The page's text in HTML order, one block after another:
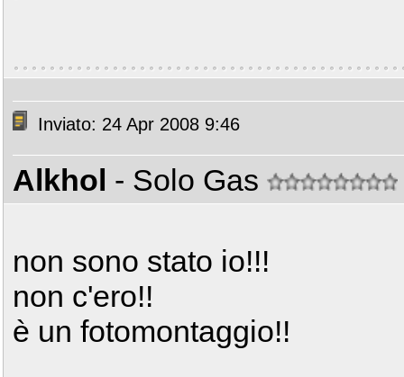
Inviato: 24 Apr 2008 9:46
Alkhol - Solo Gas
non sono stato io!!!
non c'ero!!
è un fotomontaggio!!